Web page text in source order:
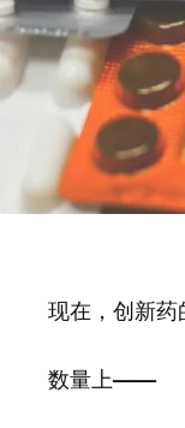
现在， 创新药
数量上——